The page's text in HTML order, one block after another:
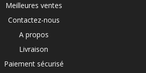
Meilleures ventes
Contactez-nous
A propos
Livraison
Paiement sécurisé